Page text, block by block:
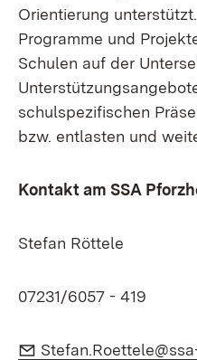
Orientierung
Programme und
Schulen auf der
schulspezifischen
bzw. entlasten und
Kontakt am SSA
Stefan Röttele
07231/6057 - 419
E-Mail: